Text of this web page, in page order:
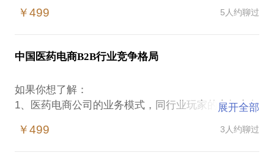
（3）从时间顺序来讲，哪些省份/哪些区域联盟会较
（1）如果各地分别带量采购，带量采购后不同区域间
还是保持相对独立？
（2）如果各地分别带量采购，会出现不同地区/省份/
（3）采购规则上，入选企业数量、进口/国产分组，
药厂特药价格？
* DTP药房的核心经营KPI？经营的目标和策略动作？
* 围绕DTP药房的商业模式有哪些？哪些环节有改进
空间？
a.两票制底下，原二、三级供应商商业模式上改变；
化；
c.DRG针对IVD行业的影响；
a.两票制后直营模式、底价代理模式、高开高返及其
他应对模式对生产企业报表的变化
b.两票制后对各种不同代理商 （如：全国总代、省级/
￥499 5人约聊过
中国医药电商B2B行业竞争格局
如果你想了解：
1、医药电商公司的业务模式，同行业玩家的市场竞争
2、下游对接中小药店目前的量级，SKU如何，每个城
展开全部
￥499 3人约聊过